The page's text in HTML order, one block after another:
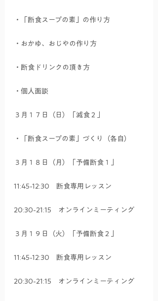
・「断食スープの素」の作り方
・おかゆ、おじやの作り方
・断食ドリンクの頂き方
・個人面談
３月１７日（日）「減食２」
・「断食スープの素」づくり（各自）
３月１８日（月）「予備断食１」
11:45-12:30　断食専用レッスン
20:30-21:15　オンラインミーティング
３月１９日（火）「予備断食２」
11:45-12:30　断食専用レッスン
20:30-21:15　オンラインミーティング